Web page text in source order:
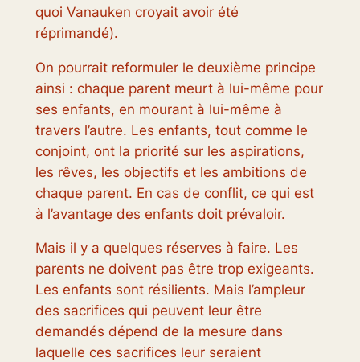
quoi Vanauken croyait avoir été
réprimandé).
On pourrait reformuler le deuxième principe
ainsi : chaque parent meurt à lui-même pour
ses enfants, en mourant à lui-même à
travers l’autre. Les enfants, tout comme le
conjoint, ont la priorité sur les aspirations,
les rêves, les objectifs et les ambitions de
chaque parent. En cas de conflit, ce qui est
à l’avantage des enfants doit prévaloir.
Mais il y a quelques réserves à faire. Les
parents ne doivent pas être trop exigeants.
Les enfants sont résilients. Mais l’ampleur
des sacrifices qui peuvent leur être
demandés dépend de la mesure dans
laquelle ces sacrifices leur seraient